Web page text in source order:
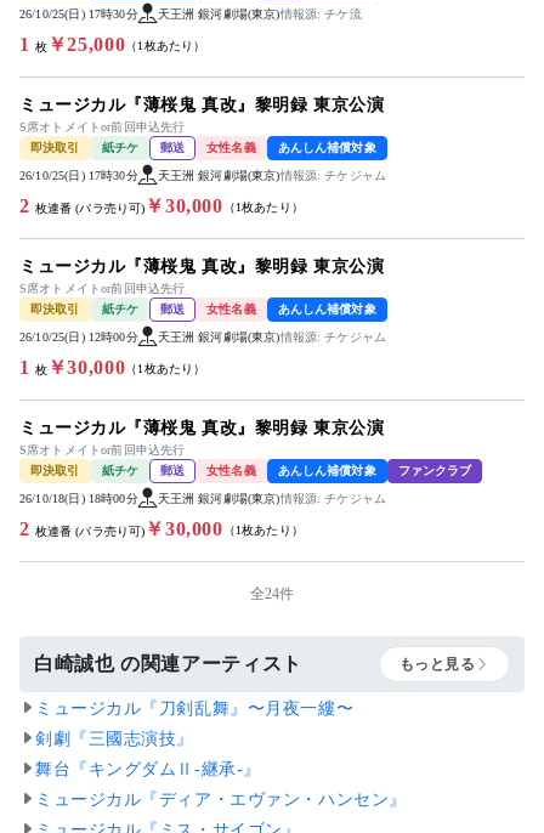
26/10/25(日) 17時30分 天王洲 銀河劇場(東京)情報源: チケ流
1 枚￥25,000 （1枚あたり）
ミュージカル『薄桜鬼 真改』黎明録 東京公演
S席オトメイトor前回申込先行
即決取引
紙チケ 郵送 女性名義 あんしん補償対象
26/10/25(日) 17時30分 天王洲 銀河劇場(東京)情報源: チケジャム
2 枚連番 (バラ売り可) ￥30,000 （1枚あたり）
ミュージカル『薄桜鬼 真改』黎明録 東京公演
S席オトメイトor前回申込先行
即決取引
紙チケ 郵送 女性名義 あんしん補償対象
26/10/25(日) 12時00分 天王洲 銀河劇場(東京)情報源: チケジャム
1 枚￥30,000 （1枚あたり）
ミュージカル『薄桜鬼 真改』黎明録 東京公演
S席オトメイトor前回申込先行
即決取引
紙チケ 郵送 女性名義 あんしん補償対象 ファンクラブ
26/10/18(日) 18時00分 天王洲 銀河劇場(東京)情報源: チケジャム
2 枚連番 (バラ売り可) ￥30,000 （1枚あたり）
全24件
白崎誠也 の関連アーティスト もっと見る
ミュージカル『刀剣乱舞』〜月夜一縷〜
剣劇『三國志演技』
舞台『キングダムⅡ-継承-』
ミュージカル『ディア・エヴァン・ハンセン』